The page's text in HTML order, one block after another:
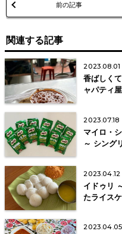
前の記事
関連する記事
2023.08.01
香ばしく
ャパティ
2023.07.18
マイロ・
～ シング
2023.04.12
イドゥリ
たライス
2023.04.05